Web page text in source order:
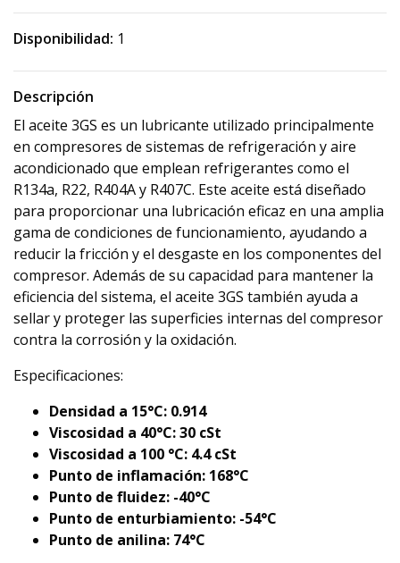
Disponibilidad: 1
Descripción
El aceite 3GS es un lubricante utilizado principalmente
en compresores de sistemas de refrigeración y aire
acondicionado que emplean refrigerantes como el
R134a, R22, R404A y R407C. Este aceite está diseñado
para proporcionar una lubricación eficaz en una amplia
gama de condiciones de funcionamiento, ayudando a
reducir la fricción y el desgaste en los componentes del
compresor. Además de su capacidad para mantener la
eficiencia del sistema, el aceite 3GS también ayuda a
sellar y proteger las superficies internas del compresor
contra la corrosión y la oxidación.
Especificaciones:
Densidad a 15°C: 0.914
Viscosidad a 40°C: 30 cSt
Viscosidad a 100 °C: 4.4 cSt
Punto de inflamación: 168°C
Punto de fluidez: -40°C
Punto de enturbiamiento: -54°C
Punto de anilina: 74°C